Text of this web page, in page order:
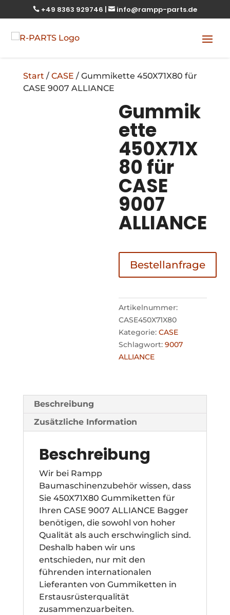
 +49 8363 929746 |  info@rampp-parts.de
Start / CASE / Gummikette 450X71X80 für
CASE 9007 ALLIANCE
Gummik
ette
450X71X
80 für
CASE
9007
ALLIANCE
Bestellanfrage
Artikelnummer:
CASE450X71X80
Kategorie:CASE
Schlagwort:9007
ALLIANCE
Beschreibung
Zusätzliche Information
Beschreibung
Wir bei Rampp
Baumaschinenzubehör wissen, dass
Sie 450X71X80 Gummiketten für
Ihren CASE 9007 ALLIANCE Bagger
benötigen, die sowohl von hoher
Qualität als auch erschwinglich sind.
Deshalb haben wir uns
entschieden, nur mit den
führenden internationalen
Lieferanten von Gummiketten in
Erstausrüsterqualität
zusammenzuarbeiten.